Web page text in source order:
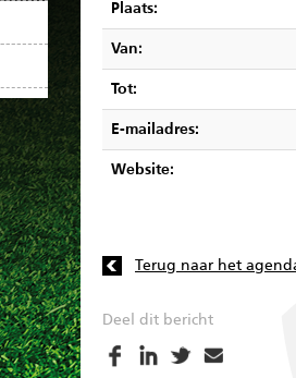
Plaats:
Van:
Tot:
E-mailadres:
Website:
Terug naar het
Deel dit bericht